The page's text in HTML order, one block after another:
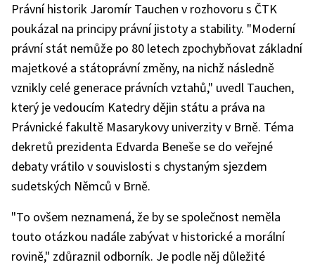
Právní historik Jaromír Tauchen v rozhovoru s ČTK
poukázal na principy právní jistoty a stability. "Moderní
právní stát nemůže po 80 letech zpochybňovat základní
majetkové a státoprávní změny, na nichž následně
vznikly celé generace právních vztahů," uvedl Tauchen,
který je vedoucím Katedry dějin státu a práva na
Právnické fakultě Masarykovy univerzity v Brně. Téma
dekretů prezidenta Edvarda Beneše se do veřejné
debaty vrátilo v souvislosti s chystaným sjezdem
sudetských Němců v Brně.
"To ovšem neznamená, že by se společnost neměla
touto otázkou nadále zabývat v historické a morální
rovině," zdůraznil odborník. Je podle něj důležité